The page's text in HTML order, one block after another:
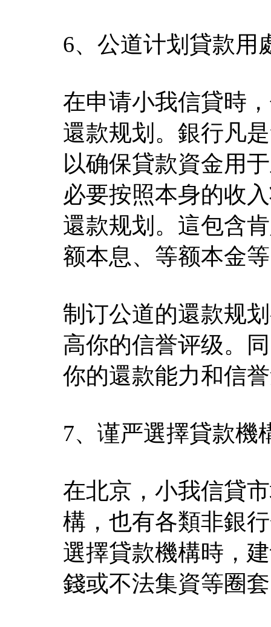
6、公道计划貸款用
在申请小我信貸時
還款规划。銀行凡
以确保貸款資金用
必要按照本身的收
還款规划。這包含
额本息、等额本金
制订公道的還款规
高你的信誉评级。
你的還款能力和信
7、谨严選擇貸款機
在北京，小我信貸
構，也有各類非銀
選擇貸款機構時，
錢或不法集資等圈